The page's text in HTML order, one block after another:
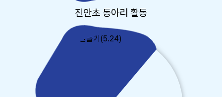
진안초 동아리 활동